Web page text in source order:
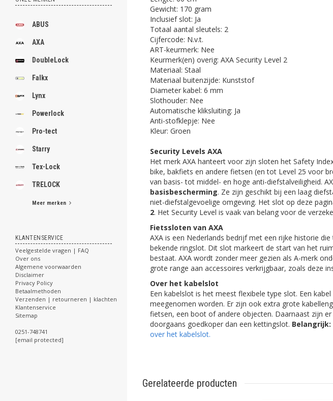
ABUS
AXA
DoubleLock
Falkx
Lynx
Powerlock
Pro-tect
Starry
Tex-Lock
TRELOCK
Meer merken
KLANTENSERVICE
Veelgestelde vragen | FAQ
Over ons
Algemene voorwaarden
Disclaimer
Privacy Policy
Betaalmethoden
Verzenden | retourneren | klachten
Klantenservice
Sitemap
0251-748741
[email protected]
Gewicht: 170 gram
Inclusief slot: Ja
Totaal aantal sleutels: 2
Cijfercode: N.v.t.
ART-keurmerk: Nee
Keurmerk(en) overig: AXA Security Level 2
Materiaal: Staal
Materiaal buitenzijde: Kunststof
Diameter kabel: 6 mm
Slothouder: Nee
Automatische kliksluiting: Ja
Anti-stofklepje: Nee
Kleur: Groen
Security Levels AXA
Het merk AXA hanteert voor zijn sloten het Safety
bike, bakfiets en andere fietsen (en tot Level 25 voor
van basis- tot middel- en hoge anti-diefstalveiligheid.
basisbescherming. Ze zijn geschikt bij een laag
niet-diefstalgevoelige omgeving. Het slot op deze
2. Het Security Level is vaak van belang voor de
Fietssloten van AXA
AXA is een Nederlands bedrijf met een rijke historie
bekende ringslot. Dit slot markeert de start van het
bestaat. AXA wordt zonder meer gezien als A-merk
grote range aan accessoires verkrijgbaar, zoals deze
Over het kabelslot
Een kabelslot is het meest flexibele type slot. Een
meegenomen worden. Er zijn ook extra grote
fietsen, een boot of andere objecten. Daarnaast zijn
doorgaans goedkoper dan een kettingslot. Belangrijk:
over het kabelslot.
Gerelateerde producten